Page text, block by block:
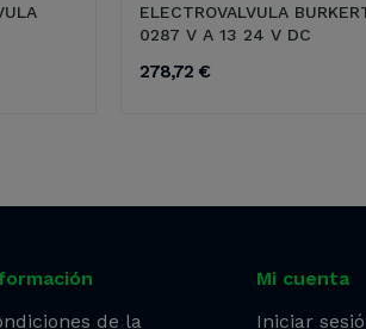
ELECTROVALVULA
0287 V A 13 24 V DC
278,72 €
de la
Mi cuenta
Iniciar